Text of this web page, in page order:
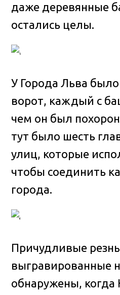
даже деревянные
остались целы.
У Города Льва
ворот, каждый с
чем он был
тут было шесть
улиц, которые
чтобы соединить
города.
Причудливые
выгравированные
обнаружены, когда